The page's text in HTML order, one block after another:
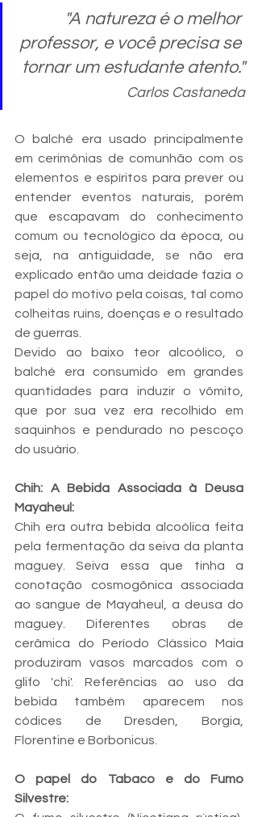
"A natureza é o melhor
professor, e você precisa se
tornar um estudante atento."
Carlos Castaneda
O balché era usado principalmente
em cerimônias de comunhão com os
elementos e espíritos para prever ou
entender eventos naturais, porém
que escapavam do conhecimento
comum ou tecnológico da época, ou
seja, na antiguidade, se não era
explicado então uma deidade fazia o
papel do motivo pela coisas, tal como
colheitas ruins, doenças e o resultado
de guerras.
Devido ao baixo teor alcoólico, o
balché era consumido em grandes
quantidades para induzir o vômito,
que por sua vez era recolhido em
saquinhos e pendurado no pescoço
do usuário.
Chih: A Bebida Associada à Deusa
Mayaheul:
Chih era outra bebida alcoólica feita
pela fermentação da seiva da planta
maguey. Seiva essa que tinha a
conotação cosmogônica associada
ao sangue de Mayaheul, a deusa do
maguey. Diferentes obras de
cerâmica do Período Clássico Maia
produziram vasos marcados com o
glifo 'chi'. Referências ao uso da
bebida também aparecem nos
códices de Dresden, Borgia,
Florentine e Borbonicus.
O papel do Tabaco e do Fumo
Silvestre: